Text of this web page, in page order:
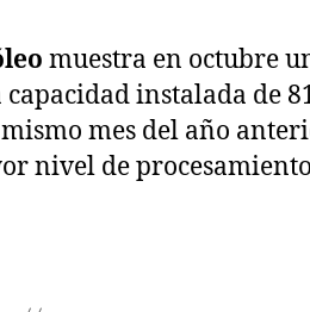
muestra en octubre
instalada de
mes del año
nivel de